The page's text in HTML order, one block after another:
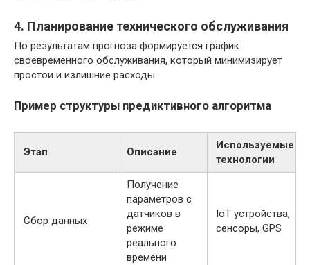
4. Планирование технического обслуживания
По результатам прогноза формируется график
своевременного обслуживания, который минимизирует
простои и излишние расходы.
Пример структуры предиктивного алгоритма
Этап Описание
Используемые
технологии
Сбор данных
Получение
параметров с
датчиков в
режиме
реального
времени
IoT устройства,
сенсоры, GPS